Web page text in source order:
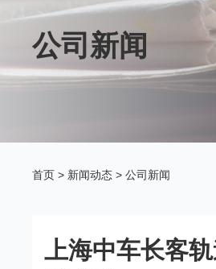
公司新闻
首页 > 新闻动态 >公司新闻
上海中车长客